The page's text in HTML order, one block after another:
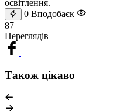
освітлення.
0 Вподобаєк
87
Переглядів
Також цікаво